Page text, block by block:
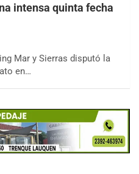
intensa quinta fecha
Mar y Sierras disputó la
en…